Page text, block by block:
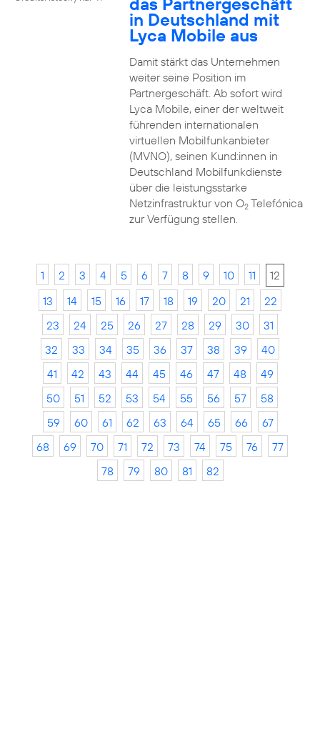
in Deutschland mit
Lyca Mobile aus
Damit stärkt das Unternehmen
weiter seine Position im
Partnergeschäft. Ab sofort wird
Lyca Mobile, einer der weltweit
führenden internationalen
virtuellen Mobilfunkanbieter
(MVNO), seinen Kund:innen in
Deutschland Mobilfunkdienste
über die leistungsstarke
Netzinfrastruktur von O2Telefónica
zur Verfügung stellen.
1 2 3 4 5 6 7 8 9 10 11
12
13
14 15 16 17 18 19 20 21
22
23
24 25 26 27 28 29 30
31
32
33 34 35 36 37 38 39
40
41
42 43 44 45 46 47 48
49
50
51 52 53 54 55 56 57
58
59
60 61 62 63 64 65 66
67
68
69 70 71 72 73 74 75 76
77
78
79 80 81 82